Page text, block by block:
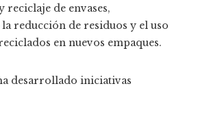
reciclaje de envases,
reducción de residuos y el uso
en nuevos empaques.
desarrollado iniciativas